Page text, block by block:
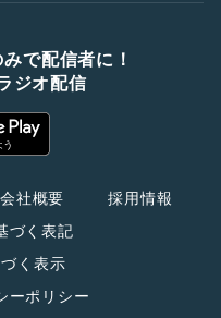
で配信者に！
ジオ配信
会社概要
採用情報
づく表記
く表示
ーポリシー